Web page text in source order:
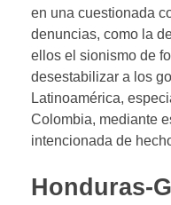
en una cuestionada
denuncias, como la
ellos el sionismo de
desestabilizar a los
Latinoamérica,
Colombia, mediante
intencionada de
Honduras-